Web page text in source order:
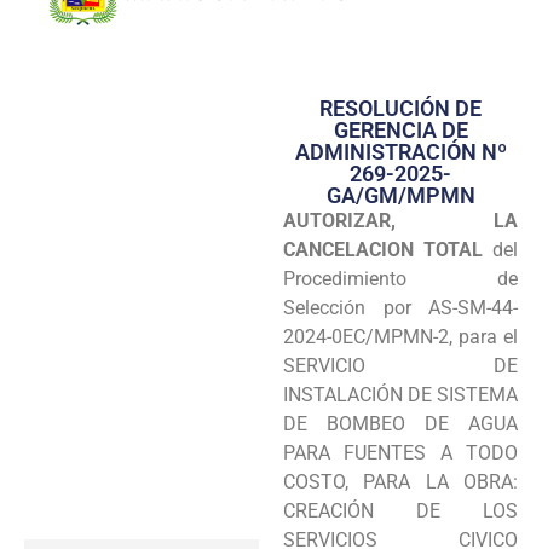
Transparencia
Seguridad
Programas
Intranet
RESOLUCIÓN DE
GERENCIA DE
ADMINISTRACIÓN Nº
269-2025-
GA/GM/MPMN
AUTORIZAR,
LA
CANCELACION TOTAL del
Procedimiento de
Selección por AS-SM-44-
2024-0EC/MPMN-2, para el
SERVICIO DE
INSTALACIÓN DE SISTEMA
DE BOMBEO DE AGUA
PARA FUENTES A TODO
COSTO, PARA LA OBRA:
CREACIÓN DE LOS
SERVICIOS CIVICO